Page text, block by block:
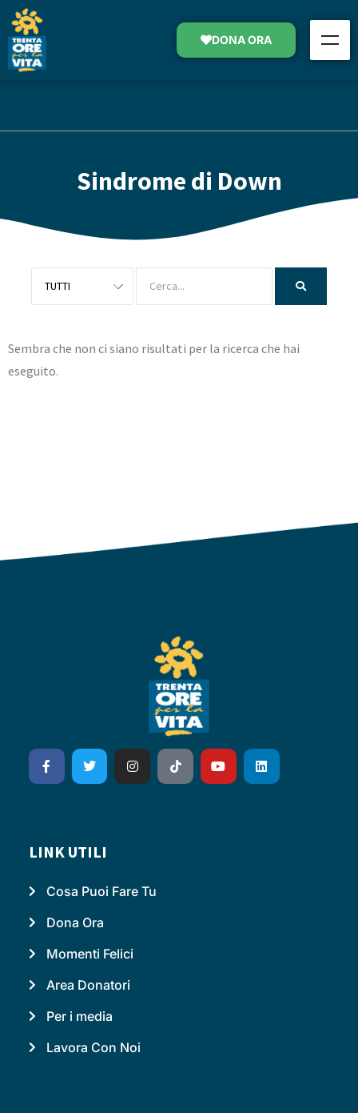
DONA ORA
Sindrome di Down
Sembra che non ci siano risultati per la ricerca che hai
eseguito.
LINK UTILI
Cosa Puoi Fare Tu
Dona Ora
Momenti Felici
Area Donatori
Per i media
Lavora Con Noi